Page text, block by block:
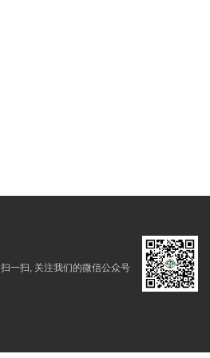
扫一扫, 关注我们的微信公众号